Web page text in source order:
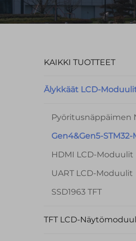
KAIKKI TUOTTEET
Älykkäät LCD-
Pyöritusnäppäimen
Gen4&Gen5-
HDMI LCD-Moduulit
UART LCD-Moduulit
SSD1963 TFT
TFT LCD-